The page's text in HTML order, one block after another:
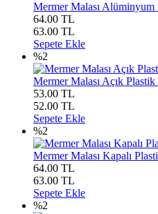
Mermer Malası Alüminyum
64.00 TL
63.00 TL
Sepete Ekle
%2
Mermer Malası Açık
53.00 TL
52.00 TL
Sepete Ekle
%2
Mermer Malası Kapalı
64.00 TL
63.00 TL
Sepete Ekle
%2